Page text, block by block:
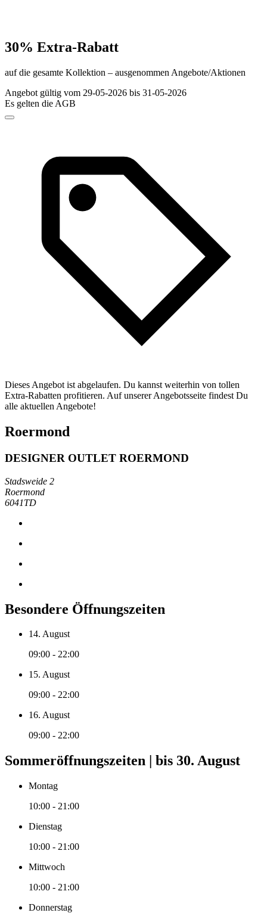
30% Extra-Rabatt
auf die gesamte Kollektion – ausgenommen Angebote/Aktionen
Angebot gültig vom 29-05-2026 bis 31-05-2026
Es gelten die AGB
Dieses Angebot ist abgelaufen. Du kannst weiterhin von tollen
Extra-Rabatten profitieren. Auf unserer Angebotsseite findest Du
alle aktuellen Angebote!
Roermond
DESIGNER OUTLET ROERMOND
Stadsweide 2
Roermond
6041TD
Besondere Öffnungszeiten
14. August
09:00 - 22:00
15. August
09:00 - 22:00
16. August
09:00 - 22:00
Sommeröffnungszeiten | bis 30. August
Montag
10:00 - 21:00
Dienstag
10:00 - 21:00
Mittwoch
10:00 - 21:00
Donnerstag